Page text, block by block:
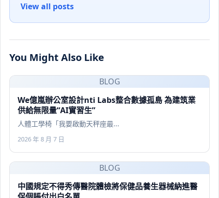
View all posts
You Might Also Like
BLOG
We億嵐辦公室設計nti Labs整合數據孤島 為建筑業
供給無限量“AI實習生”
人體工學椅「我要啟動天秤座最...
2026 年 8 月 7 日
BLOG
中國規定不得秀傳醫院體檢將保健品養生器械納進醫